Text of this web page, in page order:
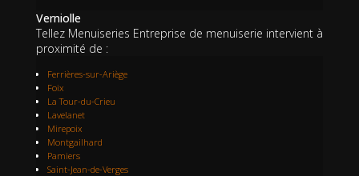
Verniolle
Tellez Menuiseries Entreprise de menuiserie intervient à
proximité de :
Ferrières-sur-Ariège
Foix
La Tour-du-Crieu
Lavelanet
Mirepoix
Montgailhard
Pamiers
Saint-Jean-de-Verges